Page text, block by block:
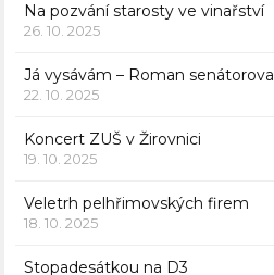
Na pozvání starosty ve vinařství
26. 10. 2025
Já vysávám – Roman senátoroval
22. 10. 2025
Koncert ZUŠ v Žirovnici
19. 10. 2025
Veletrh pelhřimovských firem
18. 10. 2025
Stopadesátkou na D3